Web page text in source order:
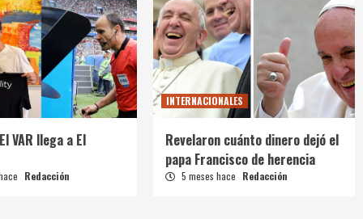
VAR llega a El
Redacción
INTERNACIONALES
Revelaron cuánto dinero dejó el
papa Francisco de herencia
5 meses hace Redacción